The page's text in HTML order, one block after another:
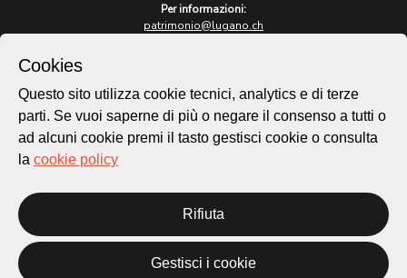
Per informazioni:
patrimonio@lugano.ch
lugano.ch
Cookie policy
Homepage
Temi
Novità
Cookies
Questo sito utilizza cookie tecnici, analytics e di terze
parti. Se vuoi saperne di più o negare il consenso a tutti o
ad alcuni cookie premi il tasto gestisci cookie o consulta
la cookie policy
Rifiuta
Gestisci i cookie